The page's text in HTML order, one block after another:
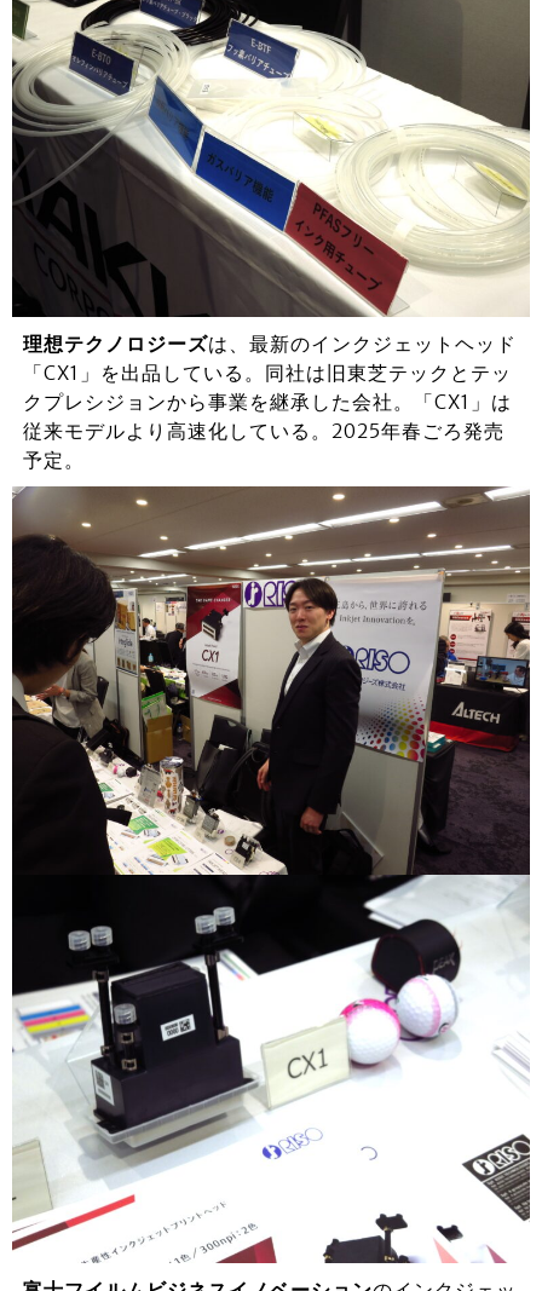
理想テクノロジーズは、最新のインクジェットヘッド
「CX1」を出品している。同社は旧東芝テックとテッ
クプレシジョンから事業を継承した会社。「CX1」は
従来モデルより高速化している。2025年春ごろ発売
予定。